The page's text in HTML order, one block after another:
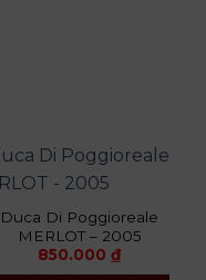
Duca Di Poggioreale
MERLOT – 2005
850.000 ₫